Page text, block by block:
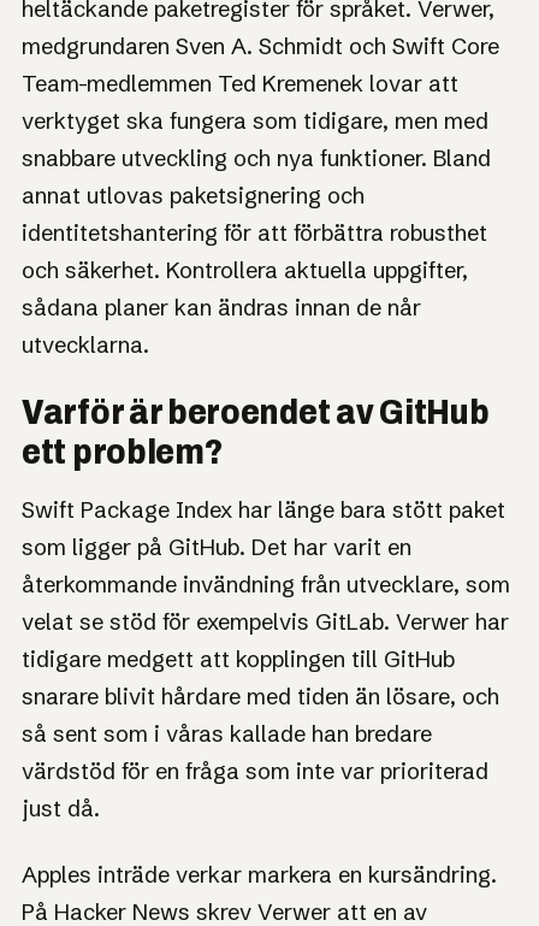
heltäckande paketregister för språket. Verwer,
medgrundaren Sven A. Schmidt och Swift Core
Team-medlemmen Ted Kremenek lovar att
verktyget ska fungera som tidigare, men med
snabbare utveckling och nya funktioner. Bland
annat utlovas paketsignering och
identitetshantering för att förbättra robusthet
och säkerhet. Kontrollera aktuella uppgifter,
sådana planer kan ändras innan de når
utvecklarna.
Varför är beroendet av GitHub
ett problem?
Swift Package Index har länge bara stött paket
som ligger på GitHub. Det har varit en
återkommande invändning från utvecklare, som
velat se stöd för exempelvis GitLab. Verwer har
tidigare medgett att kopplingen till GitHub
snarare blivit hårdare med tiden än lösare, och
så sent som i våras kallade han bredare
värdstöd för en fråga som inte var prioriterad
just då.
Apples inträde verkar markera en kursändring.
På Hacker News skrev Verwer att en av